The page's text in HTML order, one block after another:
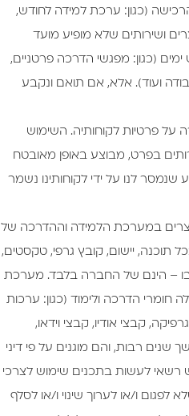
(כגון: ערכת למידה לחודש,
ושירותים שלא מופיע מועד
ימים (כגון: מפגשי הדרכה פרטניים,
ועוד). אלא, אם תואם ונקבע
פרטיות לקוחותיה. השימוש
בפרט, מבוצע באופן מאובטח
לנו על ידי לקוחותינו נשמר
במערכת הלמידה וההדרכה של
תוכנה, יישום, קובץ גרפי, טקסטים,
– הינם של החברה בלבד. מערכת
הדרכה ולימוד (כגון: ערכות
קבצי אודיו, קבצי וידאו,
שנים רבות, והם מוגנים על פי דיני
רשאי לעשות בתכנים שימוש לצרכי
ו/או לערוך שינוי ו/או לסלף